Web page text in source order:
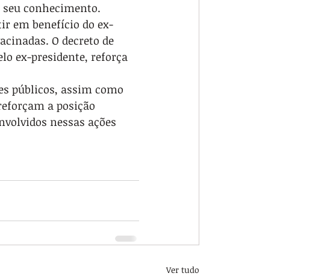
conhecimento.
em benefício do ex-
O decreto de
ex-presidente, reforça
públicos, assim como
a posição
nessas ações
Ver tudo